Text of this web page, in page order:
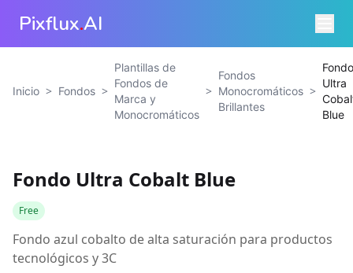
Pixflux.AI
Inicio > Fondos >
Plantillas de
Fondos de
Marca y
Monocromáticos
>
Fondos
Monocromáticos
Brillantes
>
Fondo
Ultra
Blue
Fondo Ultra Cobalt Blue
Free
Fondo azul cobalto de alta saturación para productos
tecnológicos y 3C